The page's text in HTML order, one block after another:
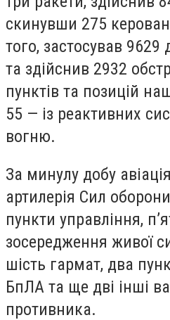
скинувши 275
того, застосував 9629
та здійснив 2932
пунктів та позицій
55 — із реактивних
вогню.
За минулу добу
артилерія Сил
пункти управління,
зосередження живої
шість гармат, два
БпЛА та ще дві інші
противника.